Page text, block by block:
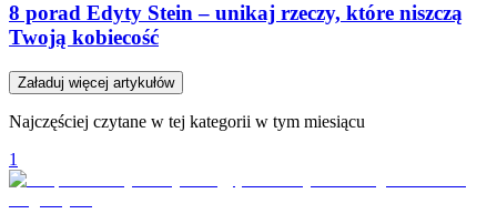
8 porad Edyty Stein – unikaj rzeczy, które niszczą
Twoją kobiecość
Załaduj więcej artykułów
Najczęściej czytane w tej kategorii w tym miesiącu
1